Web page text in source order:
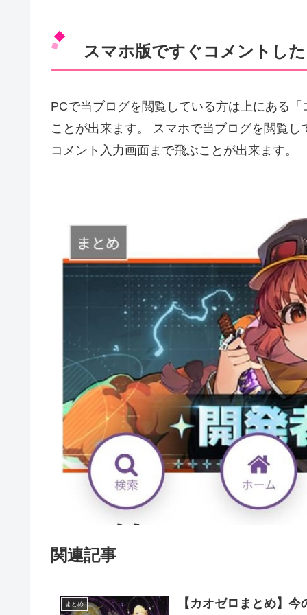
スマホ版ですぐコメントし
PCで当ブログを閲覧している方は上にある
ことが出来ます。 スマホで当ブログを閲覧
コメント入力画面まで飛ぶことが出来ます。
関連記事
まとめ 【カオゼロまとめ】